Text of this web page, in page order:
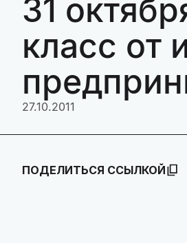
31
класс от
27.10.2011
ПОДЕЛИТЬСЯ ССЫЛКОЙ